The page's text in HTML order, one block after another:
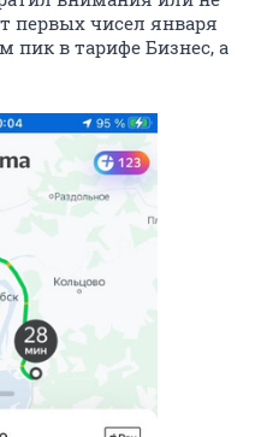
первых чисел января
пик в тарифе Бизнес, а